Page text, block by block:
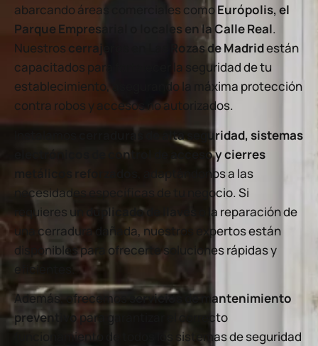
abarcando áreas comerciales como Európolis, el
Parque Empresarial o locales en la Calle Real.
Nuestros cerrajeros en Las Rozas de Madridestán
capacitados para fortalecer la seguridad de tu
establecimiento, asegurando la máxima protección
contra robos y accesos no autorizados.
cerraduras de alta seguridad, sistemas
electrónicos de control de acceso y cierres
, adaptándonos a las
necesidades específicas de tu negocio. Si
requieres un
duplicado de llaves
o la reparación de
una cerradura dañada, nuestros expertos están
disponibles para ofrecerte soluciones rápidas y
eficientes.
Además, ofrecemos
servicios de mantenimiento
preventivo para garantizar el correcto
funcionamiento de todos los sistemas de seguridad